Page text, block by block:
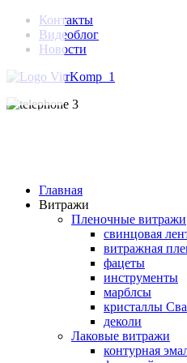
Контакты
Видеоблог
Новости
Главная
Витражи
Пленочные витражи
свинцовая
витражная
фацеты
инструменты
марблсы
кристаллы
деколи
Лаковые витражи
контурная